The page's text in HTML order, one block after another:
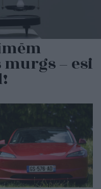
– esi